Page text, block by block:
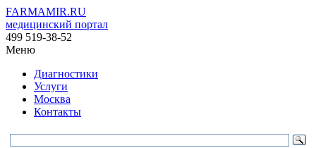
FARMAMIR.RU
медицинский портал
499 519-38-52
Меню
Диагностики
Услуги
Москва
Контакты